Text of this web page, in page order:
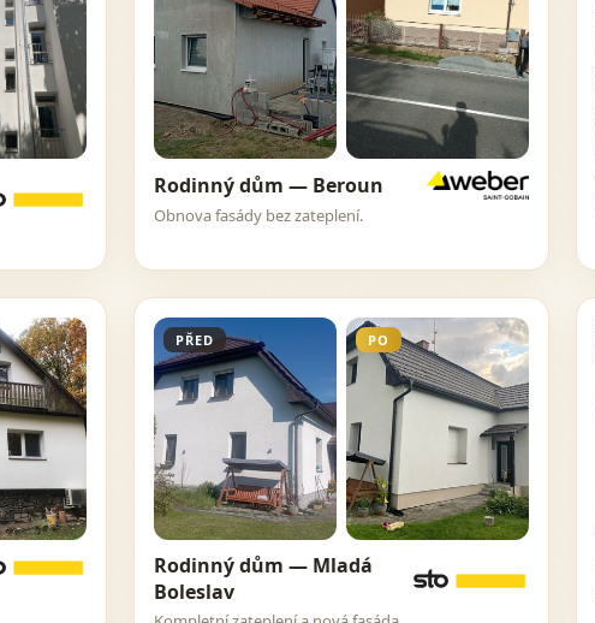
Rodinný dům — Beroun
Obnova fasády bez zateplení.
PŘED PO
Rodinný dům — Mladá
Boleslav